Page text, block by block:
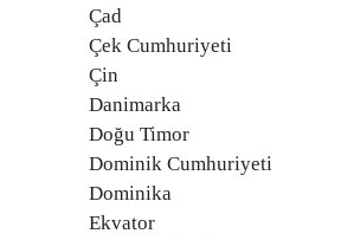
Çad
Çek Cumhuriyeti
Çin
Danimarka
Doğu Timor
Dominik Cumhuriyeti
Dominika
Ekvator